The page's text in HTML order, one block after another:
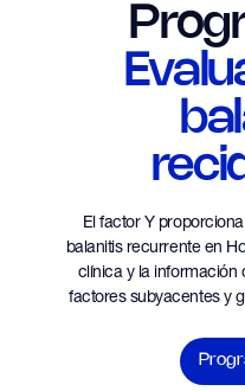
El factor Y
balanitis recurrente en
clínica y la información
factores subyacentes y